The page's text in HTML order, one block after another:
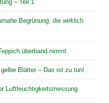
– Teil 1
Begrünung, die wirklich
überhand nimmt
Blätter – Das ist zu tun!
Luftfeuchtigkeitsmessung